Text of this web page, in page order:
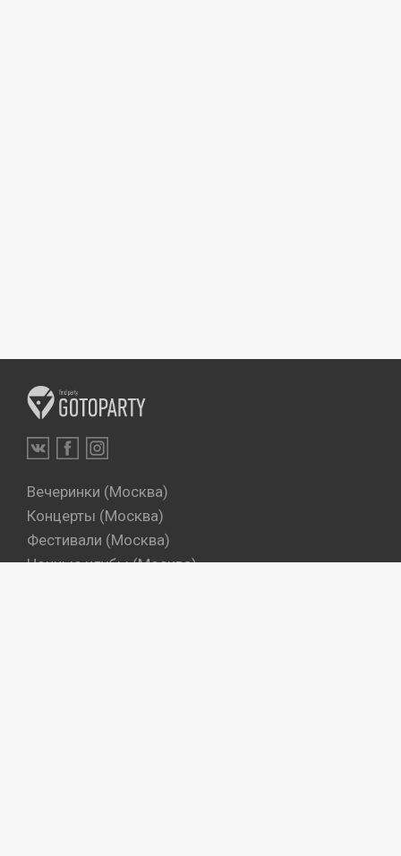
Вечеринки (Москва)
Концерты (Москва)
Фестивали (Москва)
Ночные клубы (Москва)